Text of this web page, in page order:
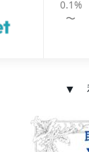
0.1%
〜
▼